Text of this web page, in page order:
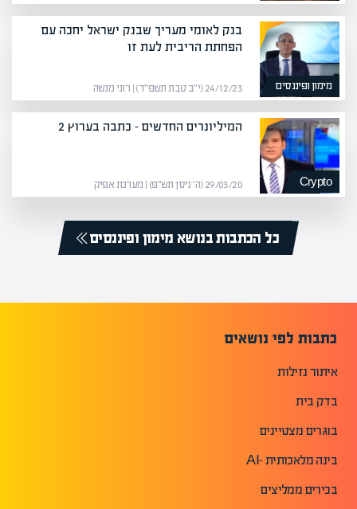
מימון ופיננסים
בנק לאומי מעריך שבנק ישראל יחכה עם
הפחתת הריבית לעת זו
24/12/23 (י״ב טבת תשפ״ד) | רוני מנשה
Crypto
המיליונרים החדשים – כתבה בערוץ 2
29/03/20 (ה׳ ניסן תש״פ) | מערכת אפיק
כל הכתבות בנושא מימון ופיננסים
כתבות לפי נושאים
איתור נזילות
בדק בית
בוגרים מצטיינים
בינה מלאכותית -AI
בכירים ממליצים